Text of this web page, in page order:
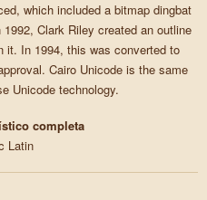
which included a bitmap dingbat
Clark Riley created an outline
it. In 1994, this was converted to
Cairo Unicode is the same
Unicode technology.
completa
Latin